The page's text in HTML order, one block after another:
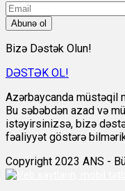
Abunə ol
Bizə Dəstək Olun!
DƏSTƏK OL!
Azərbaycanda müstəqil
Bu səbəbdən azad və
istəyirsinizsə, bizə
fəaliyyət göstərə
Copyright 2023 ANS -